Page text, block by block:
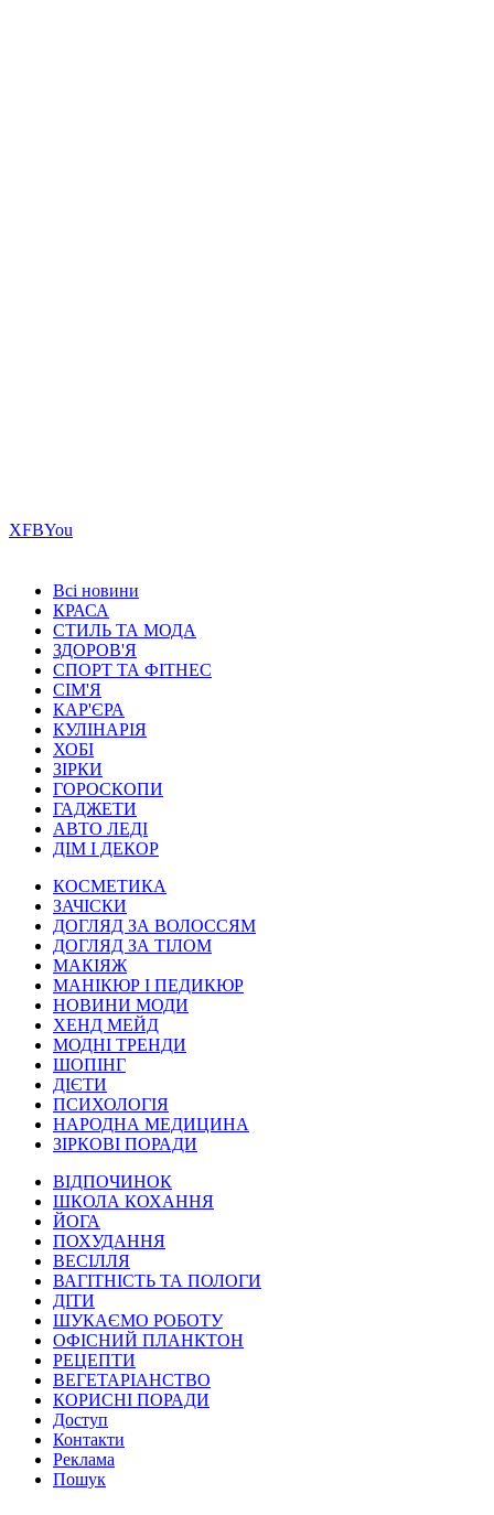
ХFBYou
Всі новини
КРАСА
СТИЛЬ ТА МОДА
ЗДОРОВ'Я
СПОРТ ТА ФІТНЕС
СІМ'Я
КАР'ЄРА
КУЛІНАРІЯ
ХОБІ
ЗІРКИ
ГОРОСКОПИ
ГАДЖЕТИ
АВТО ЛЕДІ
ДІМ І ДЕКОР
КОСМЕТИКА
ЗАЧІСКИ
ДОГЛЯД ЗА ВОЛОССЯМ
ДОГЛЯД ЗА ТІЛОМ
МАКІЯЖ
МАНІКЮР І ПЕДИКЮР
НОВИНИ МОДИ
ХЕНД МЕЙД
МОДНІ ТРЕНДИ
ШОПІНГ
ДІЄТИ
ПСИХОЛОГІЯ
НАРОДНА МЕДИЦИНА
ЗІРКОВІ ПОРАДИ
ВІДПОЧИНОК
ШКОЛА КОХАННЯ
ЙОГА
ПОХУДАННЯ
ВЕСІЛЛЯ
ВАГІТНІСТЬ ТА ПОЛОГИ
ДІТИ
ШУКАЄМО РОБОТУ
ОФІСНИЙ ПЛАНКТОН
РЕЦЕПТИ
ВЕГЕТАРІАНСТВО
КОРИСНІ ПОРАДИ
Доступ
Контакти
Реклама
Пошук